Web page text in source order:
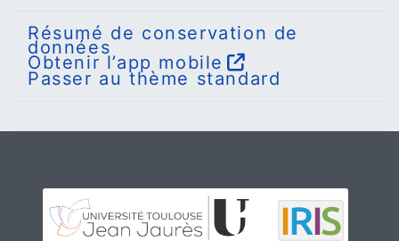
Résumé de conservation de
données
Obtenir l’app mobile
Passer au thème standard